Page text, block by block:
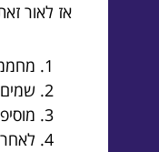
אז לאור
מחממים